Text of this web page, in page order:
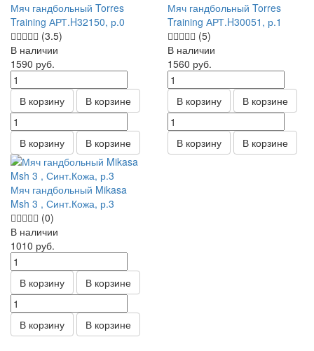
Мяч гандбольный Torres
Training АРТ.H32150, р.0
(3.5)
В наличии
1590 руб.
В корзину В корзине
В корзину В корзине
Мяч гандбольный Torres
Training АРТ.H30051, р.1
(5)
В наличии
1560 руб.
В корзину В корзине
В корзину В корзине
Мяч гандбольный Mikasa
Msh 3 , Синт.Кожа, р.3
(0)
В наличии
1010 руб.
В корзину В корзине
В корзину В корзине